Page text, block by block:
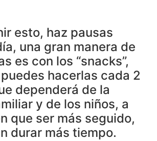
esto, haz pausas
una gran manera de
es con los “snacks”,
hacerlas cada 2
dependerá de la
y de los niños, a
que ser más seguido,
durar más tiempo.